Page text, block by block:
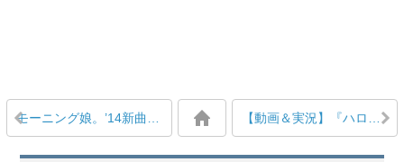
モーニング娘。’14新曲『見返り美人』フジ『めざましテレビ』でMV公開 【動画＆実況】『ハロ！ステ』#85 スマイレージからのお知らせ、モー娘。’14新曲MV公開！秋ツアー、J=J告知、研修生新曲 MC:菅谷梨沙子・中西香菜